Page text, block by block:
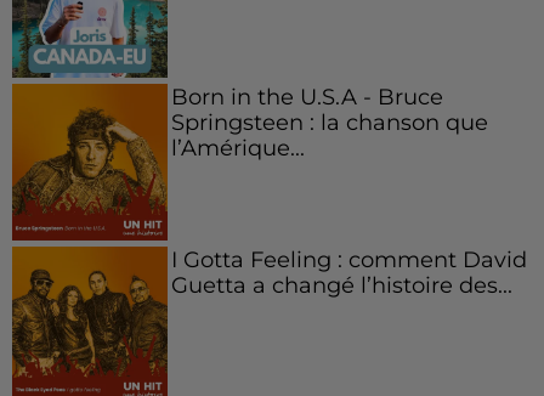
Born in the U.S.A - Bruce
Springsteen : la chanson que
l’Amérique...
I Gotta Feeling : comment David
Guetta a changé l’histoire des...